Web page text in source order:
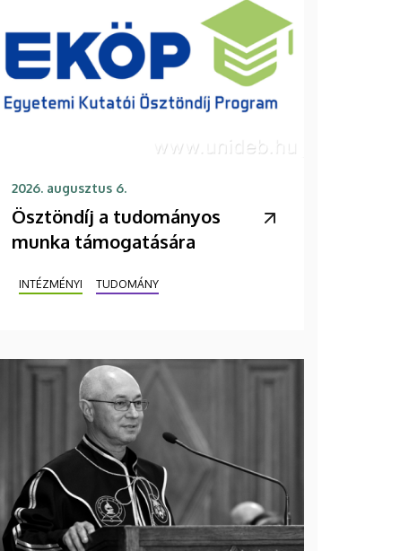
2026. augusztus 6.
Ösztöndíj a tudományos
munka támogatására
INTÉZMÉNYI TUDOMÁNY